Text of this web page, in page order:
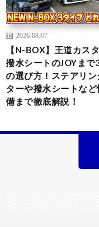
2026.08.07
【N-BOX】王道カス
撥水シートのJOYまで
の選び方！ステアリン
ターや撥水シートなど
備まで徹底解説！